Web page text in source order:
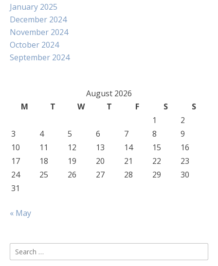
January 2025
December 2024
November 2024
October 2024
September 2024
August 2026
M
T W T F S
S
1
2
3
4 5 6 7 8
9
10
11 12 13 14 15
16
17
18 19 20 21 22
23
24
25 26 27 28 29
30
31
« May
Search
for: